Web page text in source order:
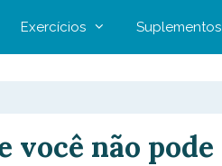
Exercícios Suplementos
você não pode